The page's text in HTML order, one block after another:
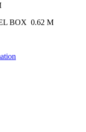
BOX 0.62 M